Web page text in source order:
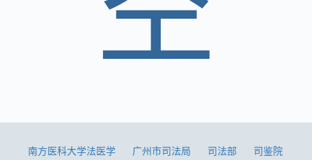
南方医科大学法医学 广州市司法局 司法部
司鉴院